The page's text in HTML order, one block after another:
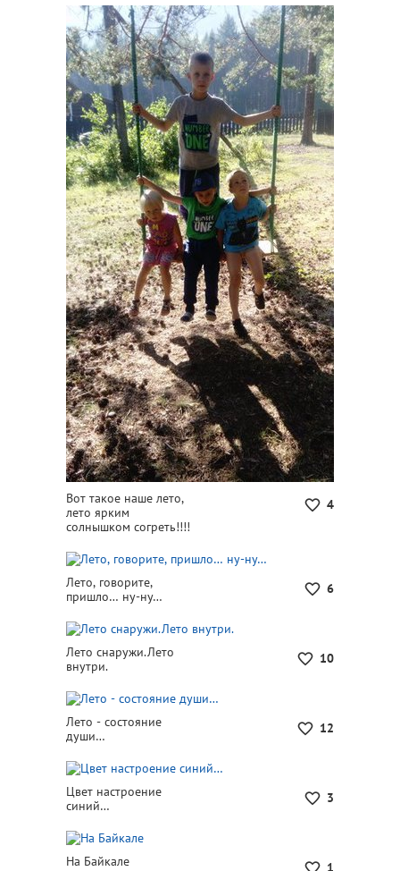
4
Вот такое наше лето,
лето ярким
солнышком согреть!!!!
6
Лето, говорите,
пришло… ну-ну…
10
Лето снаружи.Лето
внутри.
12
Лето - состояние
души…
3
Цвет настроение
синий…
1
На Байкале